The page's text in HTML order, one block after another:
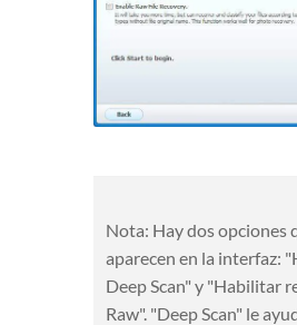
Nota: Hay dos opciones
aparecen en la interfaz:
Deep Scan" y "Habilitar
Raw". "Deep Scan" le